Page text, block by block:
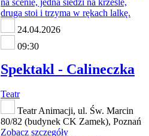
24.04.2026
09:30
Spektakl - Calineczka
Teatr
Teatr Animacji, ul. Św. Marcin
80/82 (budynek CK Zamek), Poznań
Zobacz szczegóły